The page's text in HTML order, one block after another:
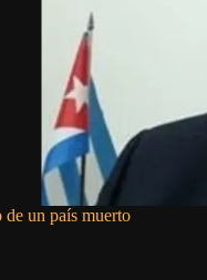
de un país muerto